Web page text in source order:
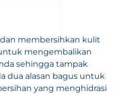
membersihkan kulit
mengembalikan
sehingga tampak
dua alasan bagus untuk
yang menghidrasi